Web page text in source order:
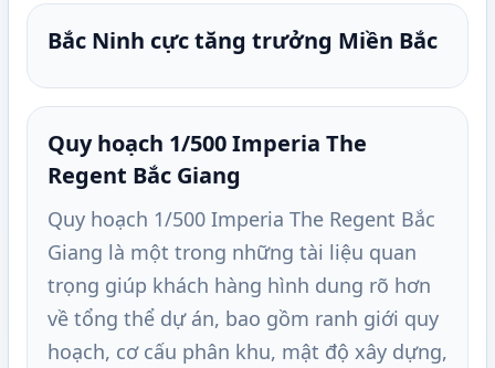
Bắc Ninh cực tăng trưởng Miền Bắc
Quy hoạch 1/500 Imperia The
Regent Bắc Giang
Quy hoạch 1/500 Imperia The Regent Bắc
Giang là một trong những tài liệu quan
trọng giúp khách hàng hình dung rõ hơn
về tổng thể dự án, bao gồm ranh giới quy
hoạch, cơ cấu phân khu, mật độ xây dựng,